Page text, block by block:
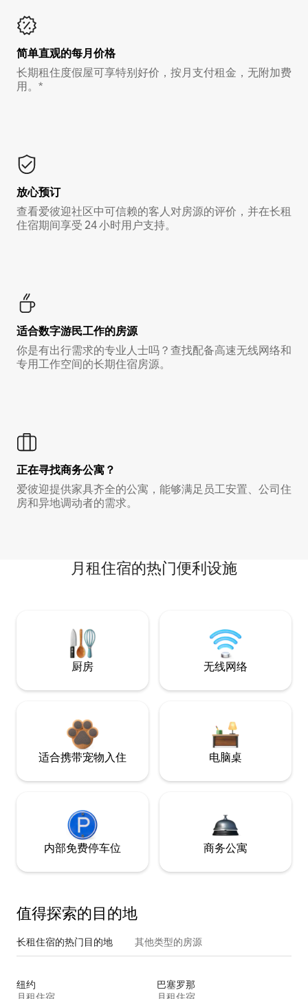
简单直观的每月价格
长期租住度假屋可享特别好价，按月支付租金，无附加费
用。*
放心预订
查看爱彼迎社区中可信赖的客人对房源的评价，并在长租
住宿期间享受 24 小时用户支持。
适合数字游民工作的房源
你是有出行需求的专业人士吗？查找配备高速无线网络和
专用工作空间的长期住宿房源。
正在寻找商务公寓？
爱彼迎提供家具齐全的公寓，能够满足员工安置、公司住
房和异地调动者的需求。
月租住宿的热门便利设施
厨房 无线网络
适合携带宠物入住 电脑桌
内部免费停车位 商务公寓
值得探索的目的地
长租住宿的热门目的地 其他类型的房源
纽约
巴塞罗那